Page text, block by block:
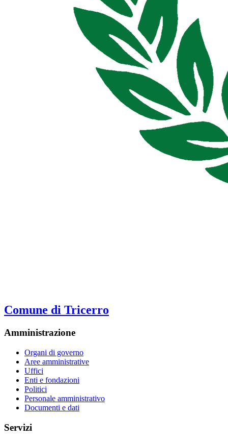
Comune di Tricerro
Amministrazione
Organi di governo
Aree amministrative
Uffici
Enti e fondazioni
Politici
Personale amministrativo
Documenti e dati
Servizi